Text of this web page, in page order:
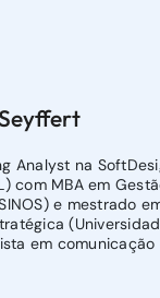
Analyst na
com MBA em
e mestrado
em